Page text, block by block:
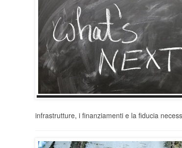
infrastrutture, i finanziamenti e la fiducia